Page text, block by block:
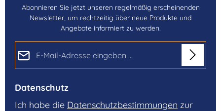
Abonnieren Sie jetzt unseren regelmäßig erscheinenden
Newsletter, um rechtzeitig über neue Produkte und
Angebote informiert zu werden.
Datenschutz
Ich habe die Datenschutzbestimmungen zur